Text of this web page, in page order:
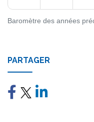
Baromètre des années
PARTAGER